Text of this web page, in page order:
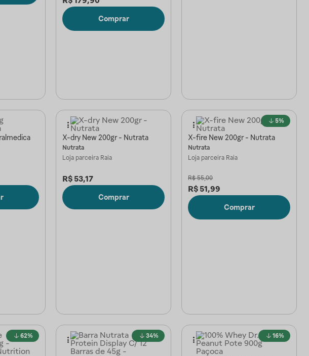
Comprar
X-dry New 200gr - Nutrata
Nutrata
Loja parceira Raia
R$ 53,17
Comprar
5%
X-fire New 200gr - Nutrata
Nutrata
Loja parceira Raia
R$ 55,00
R$ 51,99
Comprar
62% 34% 16%